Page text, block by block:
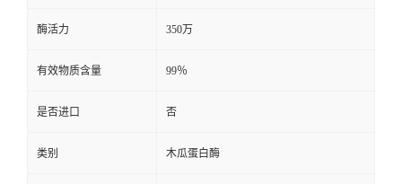
酶活力 350万
有效物质含量 99％
是否进口 否
类别 木瓜蛋白酶